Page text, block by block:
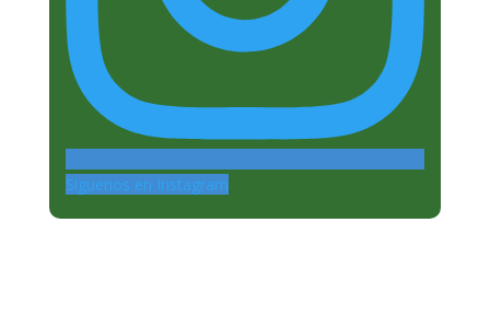
Siguenos en Instagram